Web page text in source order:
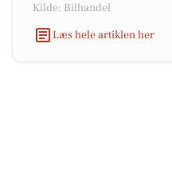
Kilde: Bilhandel
Læs hele artiklen her